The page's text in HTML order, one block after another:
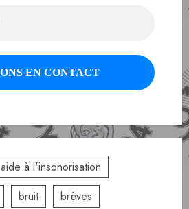
aide à l'insonorisation
bruit
brèves